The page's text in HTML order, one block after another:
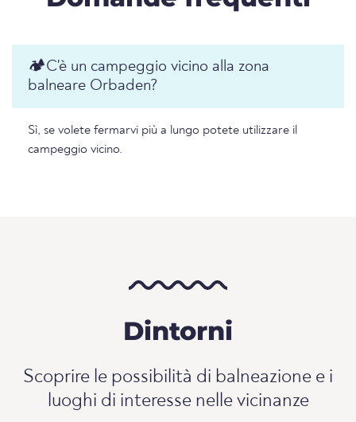
🏕️️C'è un campeggio vicino alla zona
balneare Orbaden?
Sì, se volete fermarvi più a lungo potete utilizzare il
campeggio vicino.
Dintorni
Scoprire le possibilità di balneazione e i
luoghi di interesse nelle vicinanze